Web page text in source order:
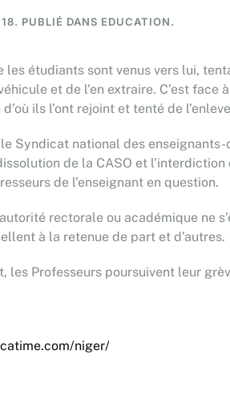
. PUBLIÉ DANS EDUCATION.
les étudiants sont venus vers lui,
et de l’en extraire. C’est
ils l’ont rejoint et tenté de
Syndicat national des
de la CASO et
de l’enseignant en question.
autorité rectorale ou académique ne
à la retenue de part et d’autres.
les Professeurs poursuivent leur
niger/